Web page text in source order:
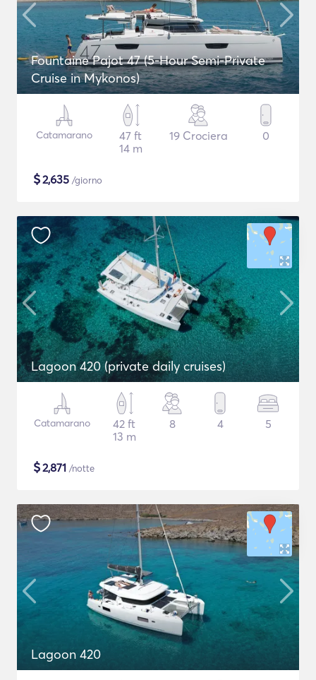
Fountaine Pajot 47 (5-Hour Semi-Private
Cruise in Mykonos)
Catamarano
47 ft
14 m
19 Crociera 0
$2,635 /giorno
Lagoon 420 (private daily cruises)
Catamarano
42 ft
13 m
8 4 5
$2,871 /notte
Lagoon 420